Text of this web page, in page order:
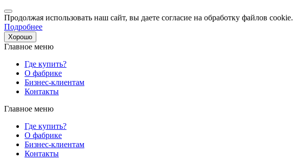
Продолжая использовать наш сайт, вы даете согласие на обработку файлов cookie.
Подробнее
Хорошо
Главное меню
Где купить?
О фабрике
Бизнес-клиентам
Контакты
Главное меню
Где купить?
О фабрике
Бизнес-клиентам
Контакты